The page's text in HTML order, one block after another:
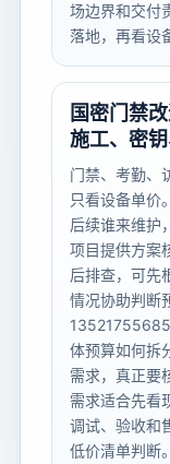
场边界和交付
落地，再看设
国密门禁
施工、密
门禁、考勤、
只看设备单价
后续谁来维护
项目提供方案
后排查，可先
情况协助判断
体预算如何拆
需求，真正要
需求适合先看
调试、验收和
低价清单判断